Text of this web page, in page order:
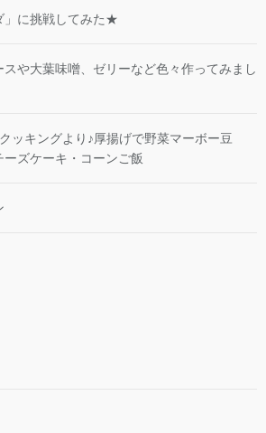
」に挑戦してみた★
や大葉味噌、ゼリーなど色々作ってみまし
ッキングより♪厚揚げで野菜マーボー豆
ズケーキ・コーンご飯